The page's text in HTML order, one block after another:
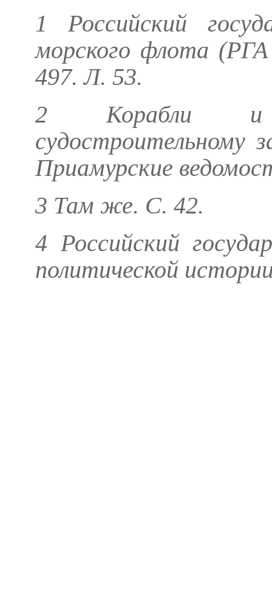
1 Российский
морского флота
497. Л. 53.
2 Корабли и
судостроительному
Приамурские
3 Там же. С. 42.
4 Российский
политической